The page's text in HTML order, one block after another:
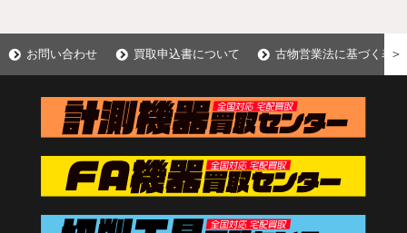
お問い合わせ 買取申込書について 古物営業法に基づく表示
＞